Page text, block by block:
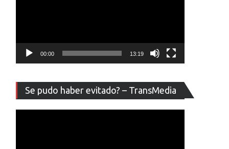
00:00 13:19
Se pudo haber evitado? – TransMedia
de
vídeo